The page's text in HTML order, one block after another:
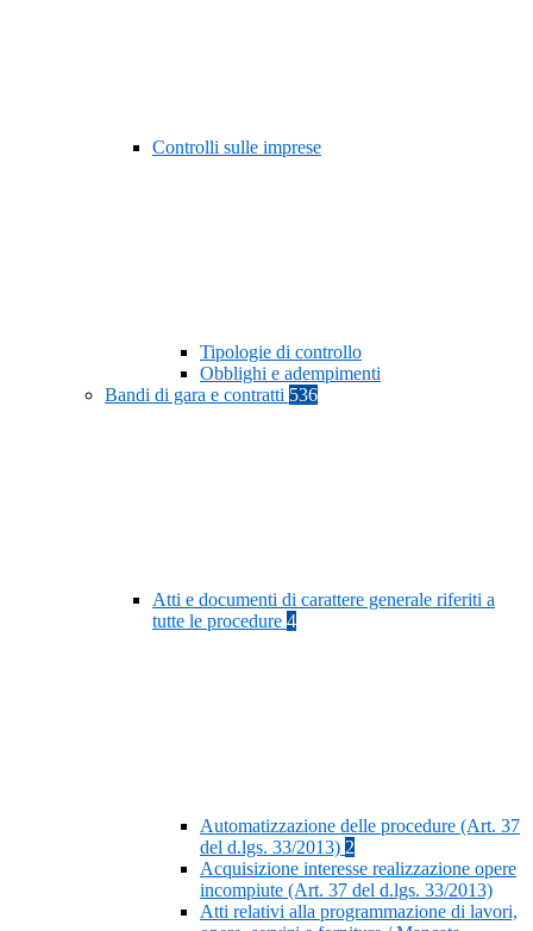
Controlli sulle imprese
Tipologie di controllo
Obblighi e adempimenti
Bandi di gara e contratti 536
Atti e documenti di carattere generale riferiti a
tutte le procedure 4
Automatizzazione delle procedure (Art. 37
del d.lgs. 33/2013) 2
Acquisizione interesse realizzazione opere
incompiute (Art. 37 del d.lgs. 33/2013)
Atti relativi alla programmazione di lavori,